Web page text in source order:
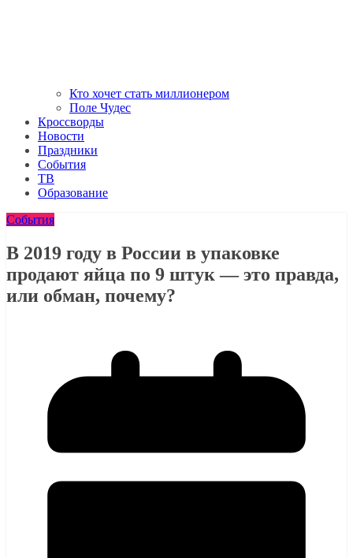
Кто хочет стать миллионером
Поле Чудес
Кроссворды
Новости
Праздники
События
ТВ
Образование
События
В 2019 году в России в упаковке
продают яйца по 9 штук — это правда,
или обман, почему?